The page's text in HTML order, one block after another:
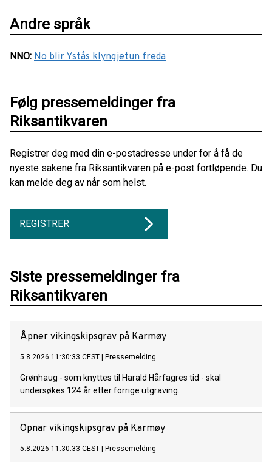
Andre språk
NNO: No blir Ystås klyngjetun freda
Følg pressemeldinger fra
Riksantikvaren
Registrer deg med din e-postadresse under for å få de
nyeste sakene fra Riksantikvaren på e-post fortløpende. Du
kan melde deg av når som helst.
REGISTRER
Siste pressemeldinger fra
Riksantikvaren
Åpner vikingskipsgrav på Karmøy
5.8.2026 11:30:33 CEST | Pressemelding
Grønhaug - som knyttes til Harald Hårfagres tid - skal
undersøkes 124 år etter forrige utgraving.
Opnar vikingskipsgrav på Karmøy
5.8.2026 11:30:33 CEST | Pressemelding